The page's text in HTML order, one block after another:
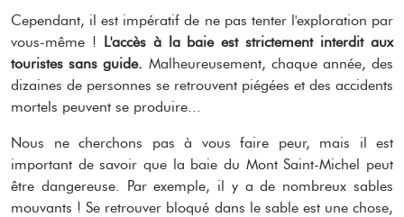
Cependant, il est impératif de ne pas tenter l'exploration par
vous-même ! L'accès à la baie est strictement interdit aux
touristes sans guide. Malheureusement, chaque année, des
dizaines de personnes se retrouvent piégées et des accidents
mortels peuvent se produire...
Nous ne cherchons pas à vous faire peur, mais il est
important de savoir que la baie du Mont Saint-Michel peut
être dangereuse. Par exemple, il y a de nombreux sables
mouvants ! Se retrouver bloqué dans le sable est une chose,